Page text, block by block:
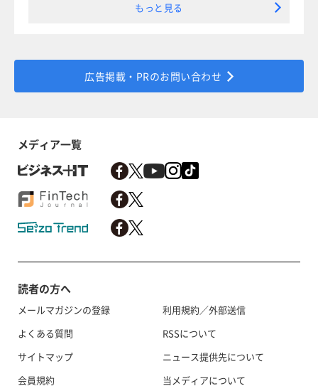
もっと見る
広告掲載・PRのお問い合わせ
メディア一覧
読者の方へ
メールマガジンの登録
よくある質問
サイトマップ
会員規約
利用規約／外部送信
RSSについて
ニュース提供先について
当メディアについて